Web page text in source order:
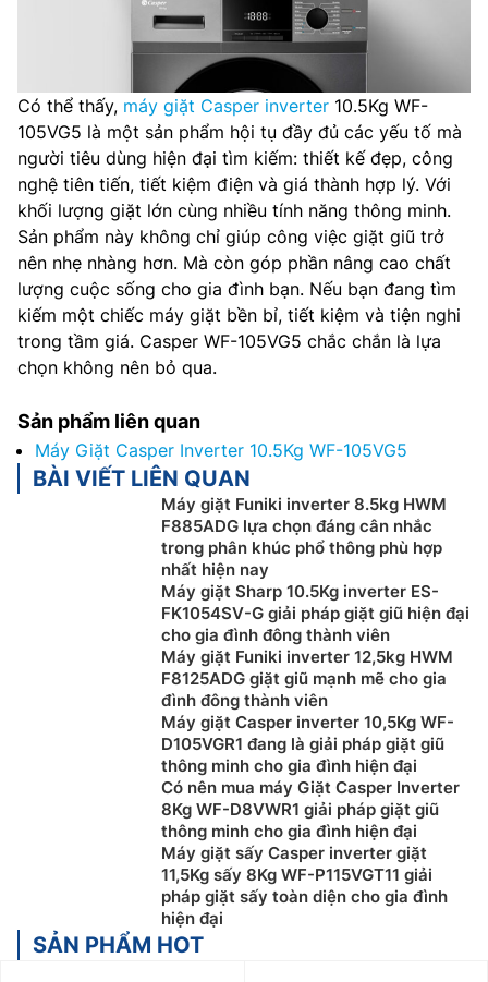
Có thể thấy, máy giặt Casper inverter 10.5Kg WF-
105VG5 là một sản phẩm hội tụ đầy đủ các yếu tố mà
người tiêu dùng hiện đại tìm kiếm: thiết kế đẹp, công
nghệ tiên tiến, tiết kiệm điện và giá thành hợp lý. Với
khối lượng giặt lớn cùng nhiều tính năng thông minh.
Sản phẩm này không chỉ giúp công việc giặt giũ trở
nên nhẹ nhàng hơn. Mà còn góp phần nâng cao chất
lượng cuộc sống cho gia đình bạn. Nếu bạn đang tìm
kiếm một chiếc máy giặt bền bỉ, tiết kiệm và tiện nghi
trong tầm giá. Casper WF-105VG5 chắc chắn là lựa
chọn không nên bỏ qua.
Sản phẩm liên quan
Máy Giặt Casper Inverter 10.5Kg WF-105VG5
BÀI VIẾT LIÊN QUAN
Máy giặt Funiki inverter 8.5kg HWM
F885ADG lựa chọn đáng cân nhắc
trong phân khúc phổ thông phù hợp
nhất hiện nay
Máy giặt Sharp 10.5Kg inverter ES-
FK1054SV-G giải pháp giặt giũ hiện đại
cho gia đình đông thành viên
Máy giặt Funiki inverter 12,5kg HWM
F8125ADG giặt giũ mạnh mẽ cho gia
đình đông thành viên
Máy giặt Casper inverter 10,5Kg WF-
D105VGR1 đang là giải pháp giặt giũ
thông minh cho gia đình hiện đại
Có nên mua máy Giặt Casper Inverter
8Kg WF-D8VWR1 giải pháp giặt giũ
thông minh cho gia đình hiện đại
Máy giặt sấy Casper inverter giặt
11,5Kg sấy 8Kg WF-P115VGT11 giải
pháp giặt sấy toàn diện cho gia đình
hiện đại
SẢN PHẨM HOT